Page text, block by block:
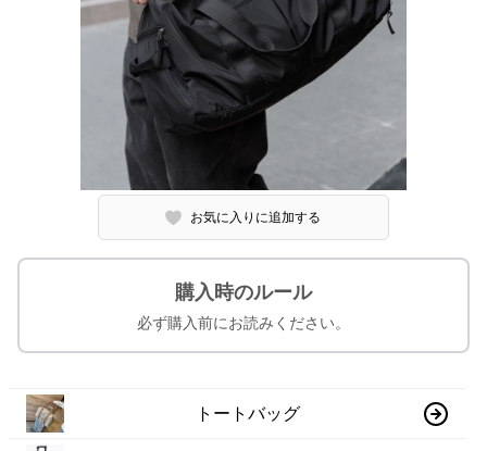
お気に入りに追加する
購入時のルール
必ず購入前にお読みください。
トートバッグ